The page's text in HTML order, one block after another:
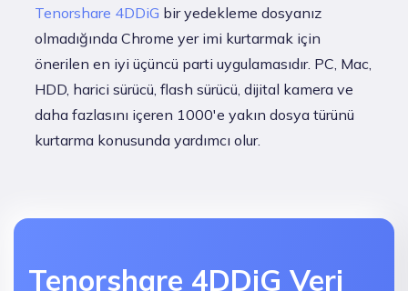
Tenorshare 4DDiG bir yedekleme dosyanız
olmadığında Chrome yer imi kurtarmak için
önerilen en iyi üçüncü parti uygulamasıdır. PC, Mac,
HDD, harici sürücü, flash sürücü, dijital kamera ve
daha fazlasını içeren 1000'e yakın dosya türünü
kurtarma konusunda yardımcı olur.
Tenorshare 4DDiG Veri